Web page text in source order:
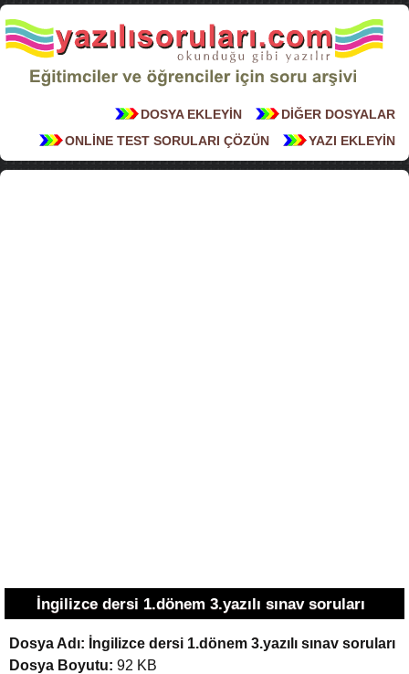
DİĞER DOSYALAR
DOSYA EKLEYİN
YAZI EKLEYİN
ONLİNE TEST SORULARI ÇÖZÜN
İngilizce dersi 1.dönem 3.yazılı sınav soruları
Dosya Adı: İngilizce dersi 1.dönem 3.yazılı sınav soruları
Dosya Boyutu: 92 KB